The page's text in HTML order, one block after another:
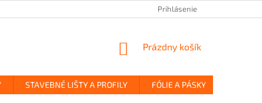
A VRÁTENIE TOVARU ZÁSADY OCHRANY OSOBNÝCH
Prihlásenie
NÁKUPNÝ
Prázdny košík
STAVEBNÉ LIŠTY A PROFILY FÓLIE A PÁSKY